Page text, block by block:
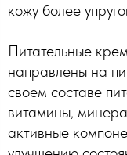
кожу более
Питательные
направлены на
своем составе
витамины,
активные